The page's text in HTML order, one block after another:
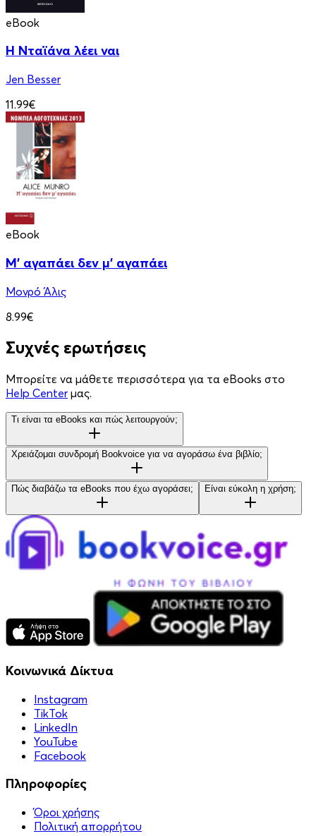
eBook
Η Νταϊάνα λέει ναι
Jen Besser
11.99€
eBook
Μ' αγαπάει δεν μ' αγαπάει
Μονρό Άλις
8.99€
Συχνές ερωτήσεις
Μπορείτε να μάθετε περισσότερα για τα eBooks στο
Help Center μας.
Τι είναι τα eBooks και πώς λειτουργούν;
Χρειάζομαι συνδρομή Bookvoice για να αγοράσω ένα βιβλίο;
Πώς διαβάζω τα eBooks που έχω αγοράσει; Είναι εύκολη η χρήση;
Κοινωνικά Δίκτυα
Instagram
TikTok
LinkedIn
YouTube
Facebook
Πληροφορίες
Όροι χρήσης
Πολιτική απορρήτου